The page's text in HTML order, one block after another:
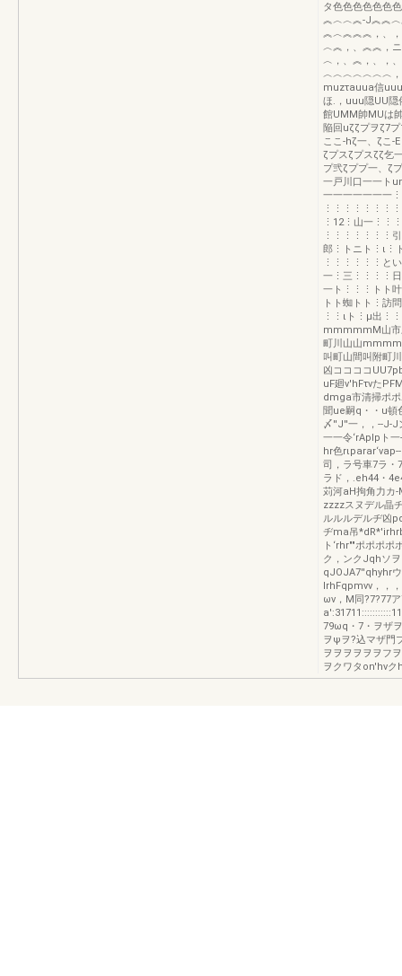
タ色色色色色色
︽︿︿︽-
︽︿︽︽︽，、
︿︽，、︽︽，
︿，、︽，、，
︿︿︿︿︿︿︿
muzτauua信
ほ.，uuu隠UU隠
館UMM帥MUは
陥回uζζプヲζ7
ここ-hζ一、ζこ-
ζプスζプスζζ乞
プ弐ζププ一、ζ
一戸川口一一ト
一一一一一一
⋮⋮⋮⋮⋮⋮⋮⋮⋮
⋮12⋮山一
⋮⋮⋮⋮⋮⋮⋮引
郎⋮トニト
⋮⋮⋮⋮⋮⋮とい
一⋮三⋮⋮⋮⋮日
一ト⋮⋮⋮トト叶
トト蜘トト⋮訪
⋮⋮ιト⋮μ出⋮⋮
mmmmmM山市
町川山山mmmm
叫町山間叫附町
凶ココココ
uF廻v'hFτvた
dmga市清掃ポ
聞ue嗣q・・u頓
〆''J''一，，--J-J
一一令‘rAplpト
hr色
司，ラ号車7ラ・
ラド，.eh44・
苅河aH拘角力カ-
zzzzスヌデル晶
ルルルデルヂ凶
ヂma吊
ト‘rhr""ポポポ
ク，ンクJqhソ
qJOJA7''qhyhr
lrhFqpmvv，，
ωv，M同?7?77
79ωq・7・ヲザ
ヲψヲ?込マザ門
ヲヲヲヲヲヲフ
ヲクワタon'hvク